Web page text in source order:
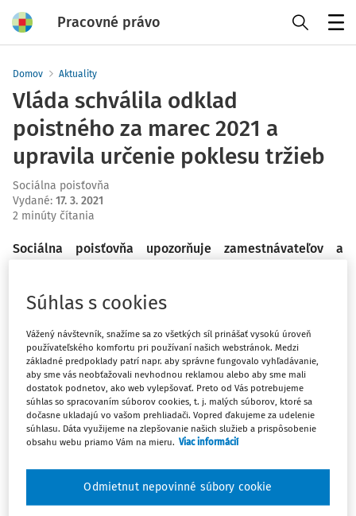
Pracovné právo
Domov Aktuality
Vláda schválila odklad
poistného za marec 2021 a
upravila určenie poklesu tržieb
Sociálna poisťovňa
Vydané: 17. 3. 2021
2 minúty čítania
Sociálna poisťovňa upozorňuje zamestnávateľov a
čase pandémie umožňuje odklad splatnosti poistného
na dlhotrvajúcu pandémiu upravila aj spôsob, akým sa
určí pokles čistého obratu a príjmov z podnikania a z
inej samostatnej zárobkovej činnosti.
Zamestnávatelia a samostatne zárobkovo činné osoby
(SZČO) majú možnosť odložiť si splatnosť poistného za
Súhlas s cookies
Vážený návštevník, snažíme sa zo všetkých síl prinášať vysokú úroveň
používateľského komfortu pri používaní našich webstránok. Medzi
základné predpoklady patrí napr. aby správne fungovalo vyhľadávanie,
aby sme vás neobťažovali nevhodnou reklamou alebo aby sme mali
dostatok podnetov, ako web vylepšovať. Preto od Vás potrebujeme
súhlas so spracovaním súborov cookies, t. j. malých súborov, ktoré sa
dočasne ukladajú vo vašom prehliadači. Vopred ďakujeme za udelenie
súhlasu. Dáta využijeme na zlepšovanie našich služieb a prispôsobenie
obsahu webu priamo Vám na mieru. Viac informácií
Odmietnut nepovinné súbory cookie